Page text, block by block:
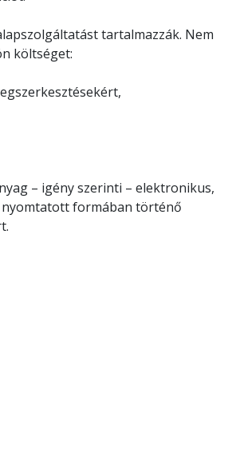
tartalmazzák. Nem
költséget:
– igény szerinti – elektronikus,
nyomtatott formában történő